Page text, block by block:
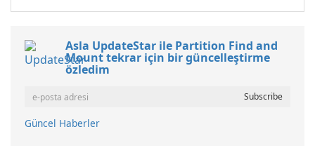
Asla UpdateStar ile Partition Find and
Mount tekrar için bir güncelleştirme
özledim
Güncel Haberler